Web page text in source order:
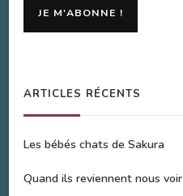
ARTICLES RÉCENTS
Les bébés chats de Sakura
Quand ils reviennent nous voir